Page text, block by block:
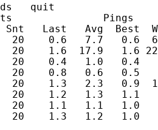
quit
Pings
Avg  Best
0.6   7.7   0.6
1.6  17.9   1.6
0.4   1.0   0.4
20    0.8   0.6   0.5
20    1.3   2.3   0.9
1.2   1.3   1.1
1.1   1.1   1.0
20    1.3   1.2   1.0